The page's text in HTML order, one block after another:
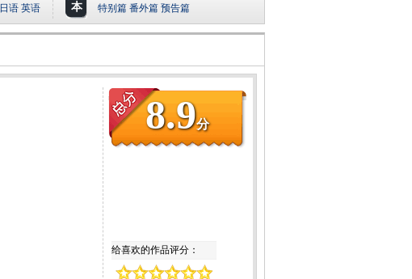
日语 英语
本
特别篇 番外篇 预告篇
8.9分
给喜欢的作品评分：